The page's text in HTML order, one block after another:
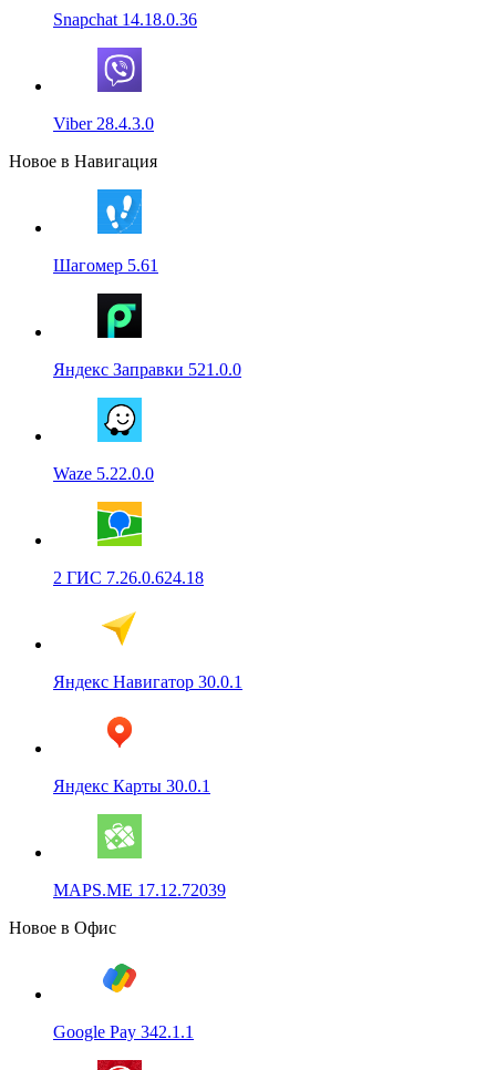
Snapchat 14.18.0.36
Viber 28.4.3.0
Новое в Навигация
Шагомер 5.61
Яндекс Заправки 521.0.0
Waze 5.22.0.0
2 ГИС 7.26.0.624.18
Яндекс Навигатор 30.0.1
Яндекс Карты 30.0.1
MAPS.ME 17.12.72039
Новое в Офис
Google Pay 342.1.1